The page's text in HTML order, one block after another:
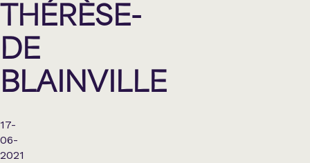
THÉRÈSE-
DE
BLAINVILLE
17-
06-
2021